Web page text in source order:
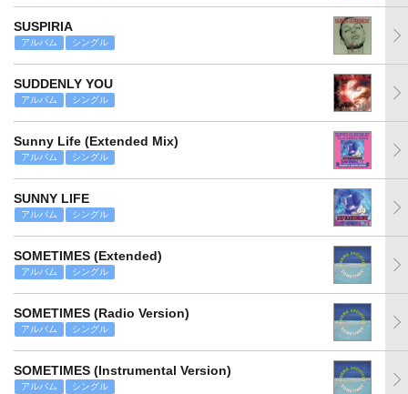
SUSPIRIA
アルバム シングル
SUDDENLY YOU
アルバム シングル
Sunny Life (Extended Mix)
アルバム シングル
SUNNY LIFE
アルバム シングル
SOMETIMES (Extended)
アルバム シングル
SOMETIMES (Radio Version)
アルバム シングル
SOMETIMES (Instrumental Version)
アルバム シングル